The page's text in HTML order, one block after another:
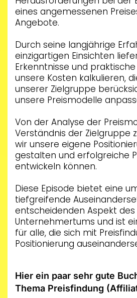
eines angemessenen
Angebote.
Durch seine langjährige
einzigartigen Einsichten
Erkenntnisse und
unsere Kosten kalkulieren,
unserer Zielgruppe
unsere Preismodelle
Von der Analyse der
Verständnis der Zielgruppe
wir unsere eigene
gestalten und erfolgreiche
entwickeln können.
Diese Episode bietet eine
tiefgreifende
entscheidenden Aspekt des
Unternehmertums und ist
für alle, die sich mit
Positionierung
Hier ein paar sehr gute
Thema Preisfindung